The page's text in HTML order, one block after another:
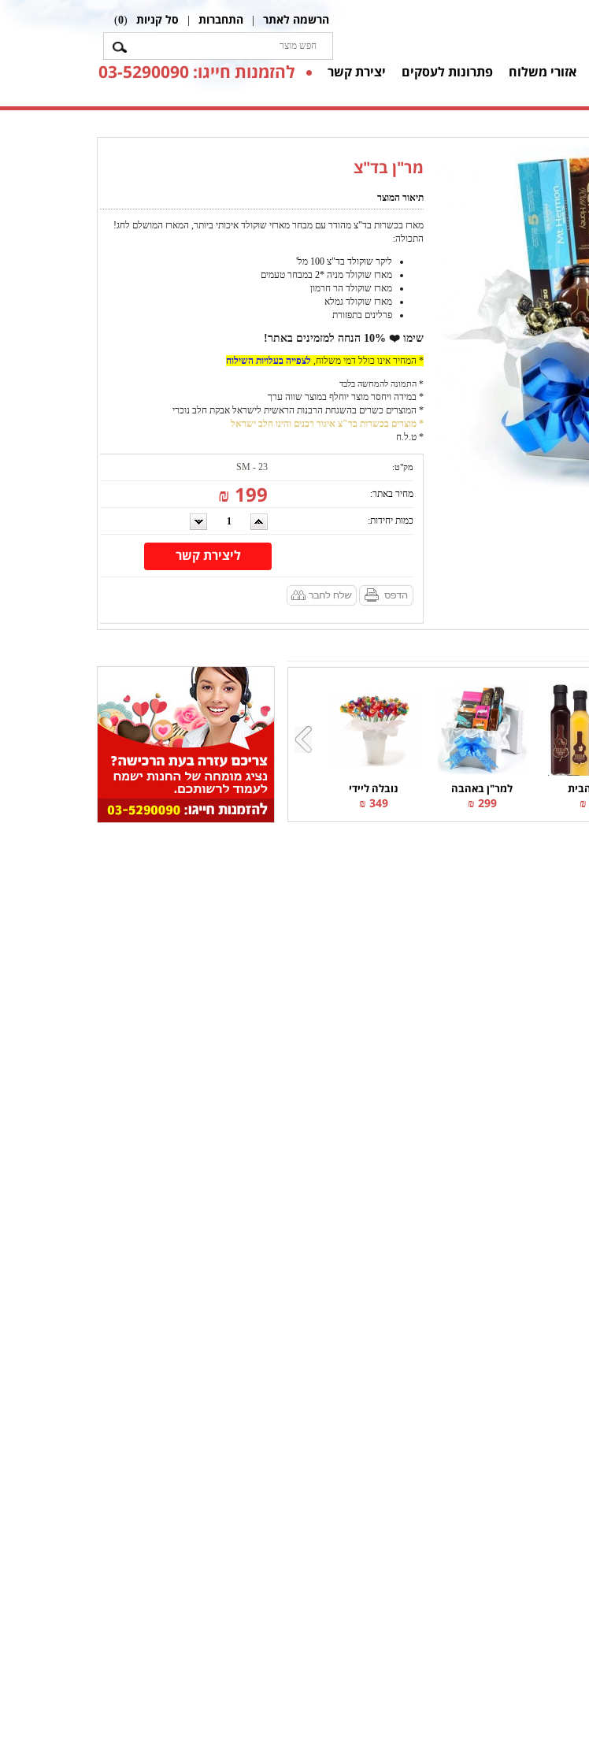
הרשמה לאתר התחברות סל קניות (
0
)
אזורי משלוח פתרונות לעסקים יצירת קשר להזמנות חייגו: 03-5290090
מר"ן בד"צ
תיאור המוצר
מארז בכשרות בד"צ מהודר עם מבחר מארזי שוקולד איכותי ביותר, המארז המושלם לחג!
התכולה:
ליקר שוקולד בד"צ 100 מל'
מארז שוקולד מניה *2 במבחר טעמים
מארז שוקולד הר חרמון
מארז שוקולד גמלא
פרלינים בתפזורת
שימו ❤️ 10% הנחה למזמינים באתר!
* המחיר אינו כולל דמי משלוח, לצפייה בעלויות השילוח
* התמונה להמחשה בלבד
* במידה ויחסר מוצר יוחלף במוצר שווה ערך
* המוצרים כשרים בהשגחת הרבנות הראשית לישראל אבקת חלב נוכרי
* מוצרים בכשרות בד"צ איגוד רבנים והינו חלב ישראל
* ט.ל.ח
מק"ט: SM - 23
מחיר באתר: 199 ₪
כמות יחידות:
ליצירת קשר
למר"ן באהבה
299 ₪
נובלה ליידי
349 ₪